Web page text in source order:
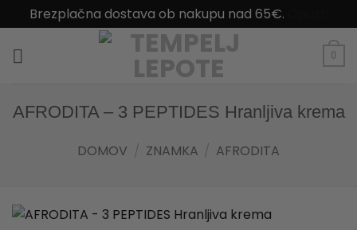
Brezplačna dostava ob nakupu nad 65€.
0
AFRODITA – 3 PEPTIDES Hranljiva krema
DOMOV / ZNAMKA / AFRODITA